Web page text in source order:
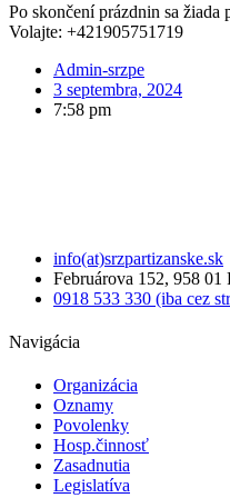
Po skončení prázdnin sa
Volajte: +421905751719
Admin-srzpe
3 septembra, 2024
7:58 pm
info(at)srzpartizanske.sk
Februárova 152, 958 01
0918 533 330 (iba cez
Navigácia
Organizácia
Oznamy
Povolenky
Hosp.činnosť
Zasadnutia
Legislatíva